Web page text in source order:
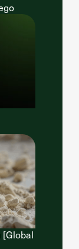
[Global